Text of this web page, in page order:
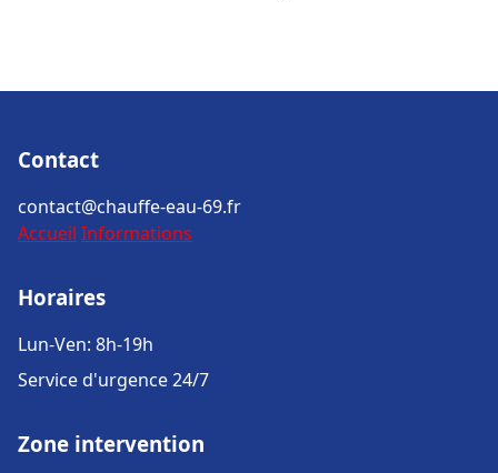
Contact
contact@chauffe-eau-69.fr
Accueil Informations
Horaires
Lun-Ven: 8h-19h
Service d'urgence 24/7
Zone intervention